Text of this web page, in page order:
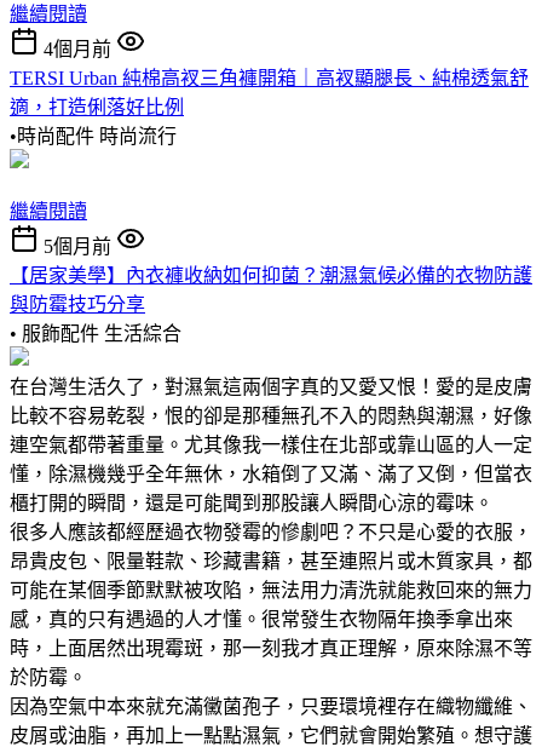
繼續閱讀
4個月前
TERSI Urban 純棉高衩三角褲開箱｜高衩顯腿長、純棉透氣舒
適，打造俐落好比例
•時尚配件 時尚流行
繼續閱讀
5個月前
【居家美學】內衣褲收納如何抑菌？潮濕氣候必備的衣物防護
與防霉技巧分享
• 服飾配件 生活綜合
在台灣生活久了，對濕氣這兩個字真的又愛又恨！愛的是皮膚
比較不容易乾裂，恨的卻是那種無孔不入的悶熱與潮濕，好像
連空氣都帶著重量。尤其像我一樣住在北部或靠山區的人一定
懂，除濕機幾乎全年無休，水箱倒了又滿、滿了又倒，但當衣
櫃打開的瞬間，還是可能聞到那股讓人瞬間心涼的霉味。
很多人應該都經歷過衣物發霉的慘劇吧？不只是心愛的衣服，
昂貴皮包、限量鞋款、珍藏書籍，甚至連照片或木質家具，都
可能在某個季節默默被攻陷，無法用力清洗就能救回來的無力
感，真的只有遇過的人才懂。很常發生衣物隔年換季拿出來
時，上面居然出現霉斑，那一刻我才真正理解，原來除濕不等
於防霉。
因為空氣中本來就充滿黴菌孢子，只要環境裡存在織物纖維、
皮屑或油脂，再加上一點點濕氣，它們就會開始繁殖。想守護